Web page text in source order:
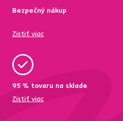
Bezpečný nákup
Zistiť viac
95 % tovaru na sklade
Zistiť viac